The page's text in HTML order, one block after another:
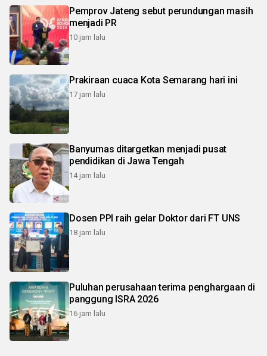
Pemprov Jateng sebut perundungan masih
menjadi PR
10 jam lalu
Prakiraan cuaca Kota Semarang hari ini
17 jam lalu
Banyumas ditargetkan menjadi pusat
pendidikan di Jawa Tengah
14 jam lalu
Dosen PPI raih gelar Doktor dari FT UNS
18 jam lalu
Puluhan perusahaan terima penghargaan di
panggung ISRA 2026
16 jam lalu